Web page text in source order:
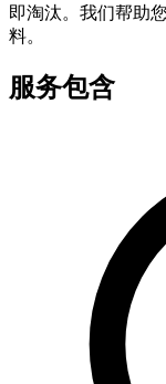
即淘汰。我们帮助
料。
服务包含